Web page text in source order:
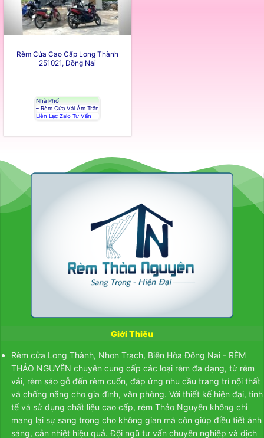
Rèm Cửa Cao Cấp Long Thành
251021, Đồng Nai
Nhà Phố
– Rèm Cửa Vải Âm Trần
Liên Lạc Zalo Tư Vấn
Giới Thiêu
Rèm cửa Long Thành, Nhơn Trạch, Biên Hòa Đông Nai - RÈM
THẢO NGUYÊN chuyên cung cấp các loại rèm đa dạng, từ rèm
vải, rèm sáo gỗ đến rèm cuốn, đáp ứng nhu cầu trang trí nội thất
và chống nắng cho gia đình, văn phòng. Với thiết kế hiện đại, tinh
tế và sử dụng chất liệu cao cấp, rèm Thảo Nguyên không chỉ
mang lại sự sang trọng cho không gian mà còn giúp điều tiết ánh
sáng, cản nhiệt hiệu quả. Đội ngũ tư vấn chuyên nghiệp và dịch